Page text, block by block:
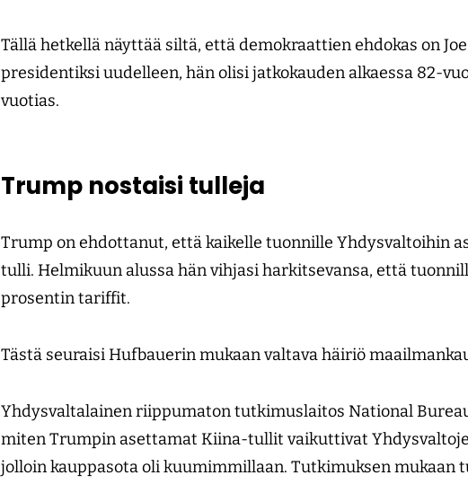
Tällä hetkellä näyttää siltä, että demokraattien ehdokas on
presidentiksi uudelleen, hän olisi jatkokauden alkaessa 82-
vuotias.
Trump nostaisi tulleja
Trump on ehdottanut, että kaikelle tuonnille Yhdysvaltoihin
tulli. Helmikuun alussa hän vihjasi harkitsevansa, että
prosentin tariffit.
Tästä seuraisi Hufbauerin mukaan valtava häiriö
Yhdysvaltalainen riippumaton tutkimuslaitos National
miten Trumpin asettamat Kiina-tullit vaikuttivat
jolloin kauppasota oli kuumimmillaan. Tutkimuksen